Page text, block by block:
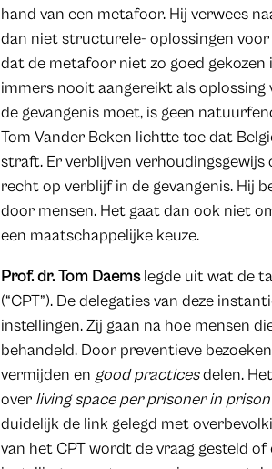
hand van een metafoor. Hij verwees
dan niet structurele- oplossingen
dat de metafoor niet zo goed
immers nooit aangereikt als
de gevangenis moet, is geen
Tom Vander Beken lichtte toe dat
straft. Er verblijven
recht op verblijf in de gevangenis. Hij
door mensen. Het gaat dan ook niet
een maatschappelijke keuze.
Prof. dr. Tom Daemslegde uit wat de
(“CPT”). De delegaties van deze
instellingen. Zij gaan na hoe mensen
behandeld. Door preventieve
vermijden en good practicesdelen.
over living space per prisoner in
duidelijk de link gelegd met
van het CPT wordt de vraag gesteld